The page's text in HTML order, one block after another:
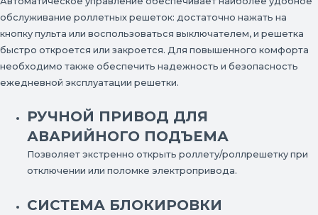
обслуживание роллетных решеток: достаточно нажать на
кнопку пульта или воспользоваться выключателем, и решетка
быстро откроется или закроется. Для повышенного комфорта
необходимо также обеспечить надежность и безопасность
ежедневной эксплуатации решетки.
РУЧНОЙ ПРИВОД ДЛЯ
АВАРИЙНОГО ПОДЪЕМА
Позволяет экстренно открыть роллету/роллрешетку при
отключении или поломке электропривода.
СИСТЕМА БЛОКИРОВКИ